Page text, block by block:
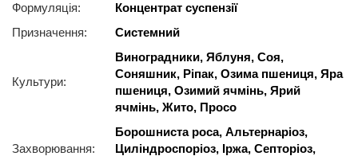
Формуляція:
Концентрат суспензії
Призначення:
Системний
Культури:
Виноградники, Яблуня, Соя,
Соняшник, Ріпак, Озима пшениця, Яра
пшениця, Озимий ячмінь, Ярий
ячмінь, Жито, Просо
Захворювання:
Борошниста роса, Альтернаріоз,
Циліндроспоріоз, Іржа, Ceптopіoз,